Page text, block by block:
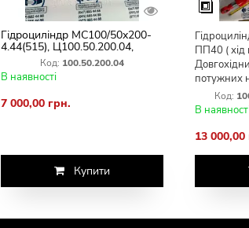
Гідроциліндр МС100/50х200-
4.44(515), Ц100.50.200.04,
ЦС100/50х200-4.44(515)
Код: 100.50.200.04
В наявності
7 000,00 грн.
Купити
ПП40 (
потужних
Код:
В
13 000,00